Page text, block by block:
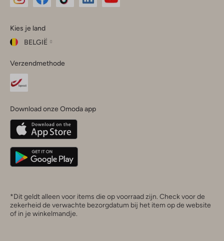
InstagramFacebook
Kies je land
BELGIË
je
land
Belgique(Français)
Deutschland
Verzendmethode
Download onze Omoda app
*Dit geldt alleen voor items die op voorraad zijn. Check voor de
zekerheid de verwachte bezorgdatum bij het item op de website
of in je winkelmandje.